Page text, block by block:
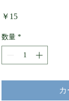
￥15価
数量 *